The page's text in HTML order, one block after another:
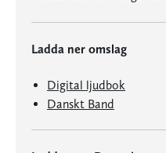
Ladda ner omslag
Digital ljudbok
Danskt Band